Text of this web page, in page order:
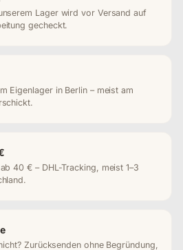
Lager wird vor Versand auf
gecheckt.
Eigenlager in Berlin – meist am
40 € – DHL-Tracking, meist 1–3
Zurücksenden ohne Begründung,